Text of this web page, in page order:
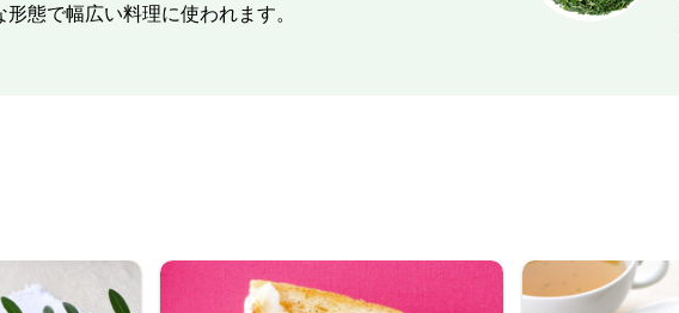
形態で幅広い料理に使われます。